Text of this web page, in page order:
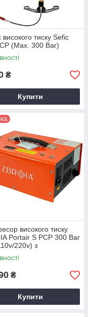
високого тиску Sefic
(Max. 300 Bar)
₴
Купити
високого тиску
Portair S PCP 300 Bar
220v) з
₴
Купити